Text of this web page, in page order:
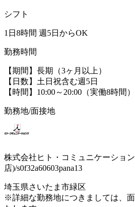
シフト
1日8時間 週5日からOK
勤務時間
【期間】長期（3ヶ月以上）
【日数】土日祝含む週5日
【時間】10:00～20:00（実働8時間）
勤務地/面接地
株式会社ヒト・コミュニケーショ
店)/s0f32a60603pana13
埼玉県さいたま市緑区
※詳細な勤務地につきましては、